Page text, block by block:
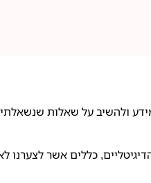
ולהשיב על שאלות
הדיגיטליים, כללים אשר